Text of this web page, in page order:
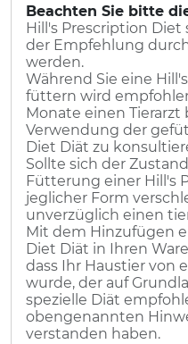
Beachten Sie bitte
Hill's Prescription Diet
der Empfehlung
werden.
Während Sie eine
füttern wird
Monate einen Tierarzt
Verwendung der
Diet Diät zu
Sollte sich der
Fütterung einer Hill's
jeglicher Form
unverzüglich einen
Mit dem Hinzufügen
Diet Diät in Ihren
dass Ihr Haustier von
wurde, der auf
spezielle Diät
obengenannten
verstanden haben.